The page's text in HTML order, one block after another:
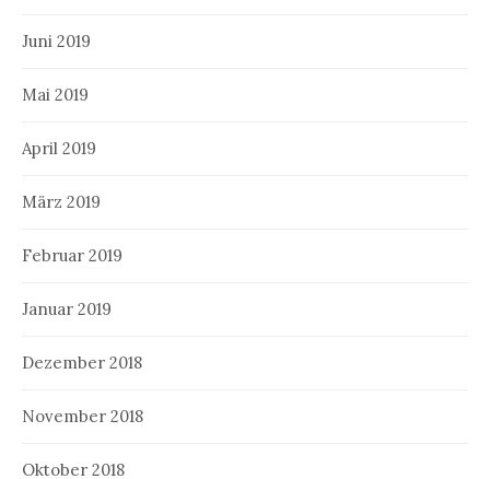
Juni 2019
Mai 2019
April 2019
März 2019
Februar 2019
Januar 2019
Dezember 2018
November 2018
Oktober 2018